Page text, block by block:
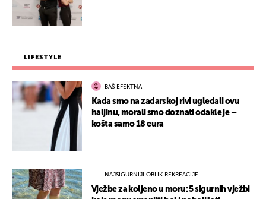
LIFESTYLE
BAŠ EFEKTNA
Kada smo na zadarskoj rivi ugledali ovu
haljinu, morali smo doznati odakle je –
košta samo 18 eura
NAJSIGURNIJI OBLIK REKREACIJE
Vježbe za koljeno u moru: 5 sigurnih vježbi